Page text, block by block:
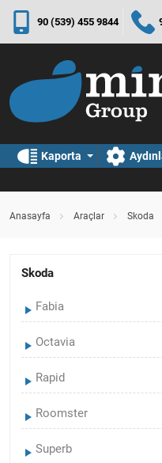
90 (539) 455 9844
Kaporta
Anasayfa Araçlar Skoda
Skoda
Fabia
Octavia
Rapid
Roomster
Superb